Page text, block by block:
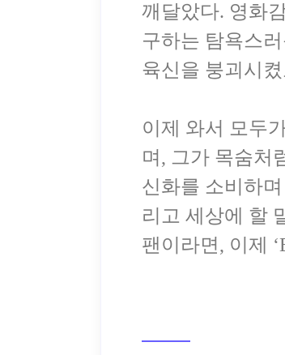
깨달았다. 영화
구하는 탐욕스
육신을 붕괴시
이제 와서 모두
며, 그가 목숨처
신화를 소비하
리고 세상에 할